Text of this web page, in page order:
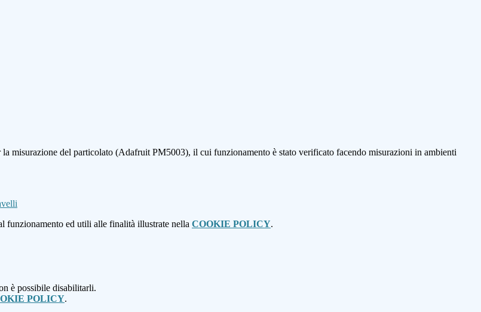
misurazione del particolato (Adafruit PM5003), il cui funzionamento è stato verificato facendo misurazioni in ambienti
funzionamento ed utili alle finalità illustrate nella COOKIE POLICY.
è possibile disabilitarli.
POLICY.